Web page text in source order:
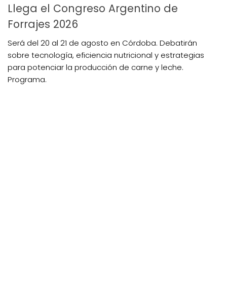
Llega el Congreso Argentino de
Forrajes 2026
Será del 20 al 21 de agosto en Córdoba. Debatirán
sobre tecnología, eficiencia nutricional y estrategias
para potenciar la producción de carne y leche.
Programa.